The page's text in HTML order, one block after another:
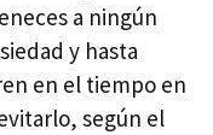
a ningún
y hasta
en el tiempo en
según el